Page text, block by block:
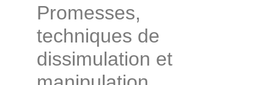
Promesses,
techniques de
dissimulation et